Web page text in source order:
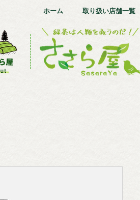
ホーム 取り扱い店舗一覧